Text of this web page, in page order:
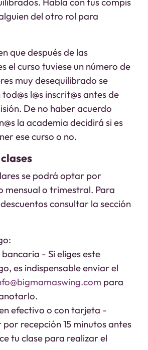
del otro rol para
que después de las
el curso tuviese un número de
muy desequilibrado se
l@s inscrit@s antes de
De no haber acuerdo
la academia decidirá si es
ese curso o no.
se podrá optar por
mensual o trimestral. Para
consultar la sección
- Si eliges este
es indispensable enviar el
para
efectivo o con tarjeta -
recepción 15 minutos antes
tu clase para realizar el